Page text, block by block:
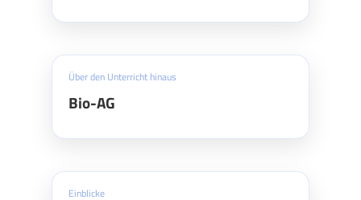
Über den Unterricht hinaus
Bio-AG
Einblicke